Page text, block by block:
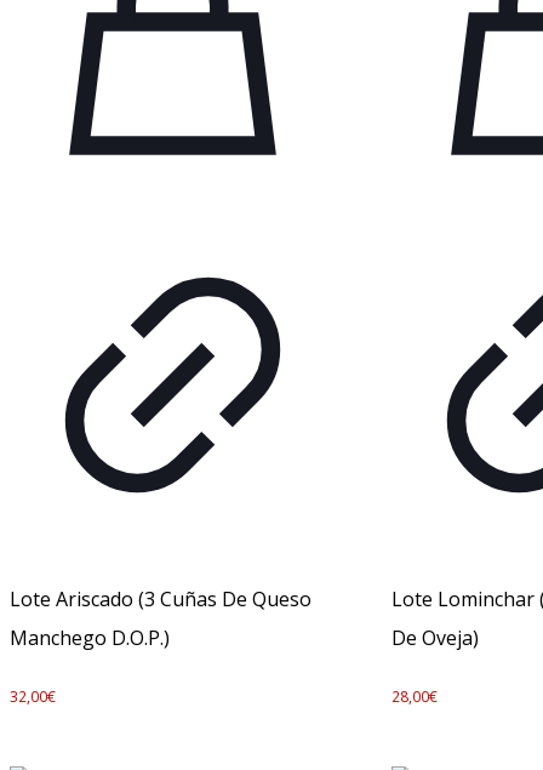
Lote Ariscado (3 Cuñas De Queso
Manchego D.O.P.)
32,00€
Lote Lominchar
De Oveja)
28,00€